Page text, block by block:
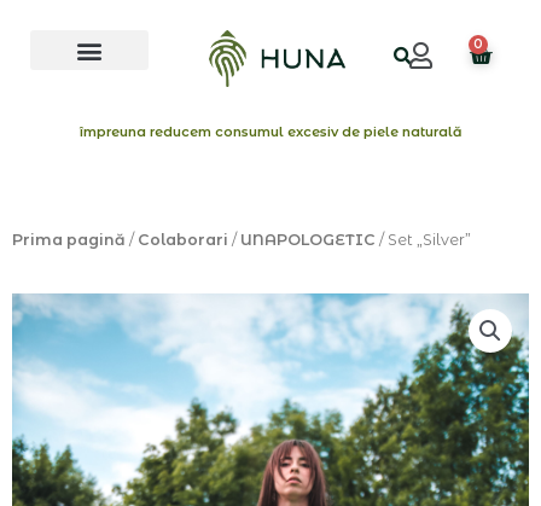
Menu
0
Cart
împreuna reducem consumul excesiv de piele naturală
Prima pagină / Colaborari / UNAPOLOGETIC / Set „Silver”